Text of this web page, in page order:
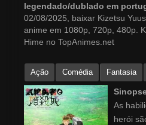
legendado/dublado em
02/08/2025, baixar Kizetsu
anime em 1080p, 720p, 480p.
Hime no TopAnimes.net
Ação Comédia Fantasia
As
herói